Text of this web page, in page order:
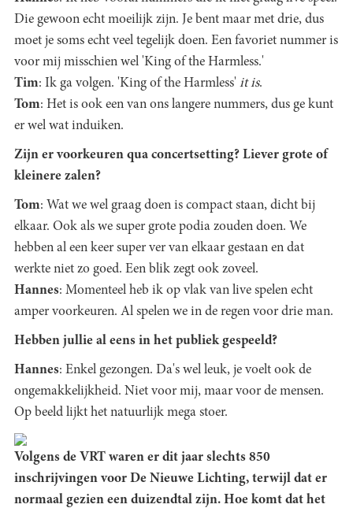
Die gewoon echt moeilijk zijn. Je bent maar met drie, dus
moet je soms echt veel tegelijk doen. Een favoriet nummer is
voor mij misschien wel 'King of the Harmless.'
Tim: Ik ga volgen. 'King of the Harmless' it is.
Tom: Het is ook een van ons langere nummers, dus ge kunt
er wel wat induiken.
Zijn er voorkeuren qua concertsetting? Liever grote of
kleinere zalen?
Tom: Wat we wel graag doen is compact staan, dicht bij
elkaar. Ook als we super grote podia zouden doen. We
hebben al een keer super ver van elkaar gestaan en dat
werkte niet zo goed. Een blik zegt ook zoveel.
Hannes: Momenteel heb ik op vlak van live spelen echt
amper voorkeuren. Al spelen we in de regen voor drie man.
Hebben jullie al eens in het publiek gespeeld?
Hannes: Enkel gezongen. Da's wel leuk, je voelt ook de
ongemakkelijkheid. Niet voor mij, maar voor de mensen.
Op beeld lijkt het natuurlijk mega stoer.
Volgens de VRT waren er dit jaar slechts 850
inschrijvingen voor De Nieuwe Lichting, terwijl dat er
normaal gezien een duizendtal zijn. Hoe komt dat het